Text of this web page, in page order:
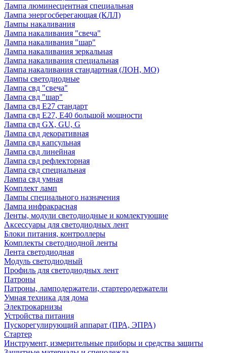
Лампа люминесцентная специальная
Лампа энергосберегающая (КЛЛ)
Лампы накаливания
Лампа накаливания "свеча"
Лампа накаливания "шар"
Лампа накаливания зеркальная
Лампа накаливания специальная
Лампа накаливания стандартная (ЛОН, МО)
Лампы светодиодные
Лампа свд "свеча"
Лампа свд "шар"
Лампа свд E27 стандарт
Лампа свд E27, Е40 большой мощности
Лампа свд GX, GU, G
Лампа свд декоративная
Лампа свд капсульная
Лампа свд линейная
Лампа свд рефлекторная
Лампа свд специальная
Лампа свд умная
Комплект ламп
Лампы специального назначения
Лампа инфракрасная
Ленты, модули светодиодные и комлектующие
Аксессуары для светодиодных лент
Блоки питания, контроллеры
Комплекты светодиодной ленты
Лента светодиодная
Модуль светодиодный
Профиль для светодиодных лент
Патроны
Патроны, ламподержатели, стартеродержатели
Умная техника для дома
Электрокарнизы
Устройства питания
Пускорегулирующий аппарат (ПРА, ЭПРА)
Стартер
Инструмент, измерительные приборы и средства защиты